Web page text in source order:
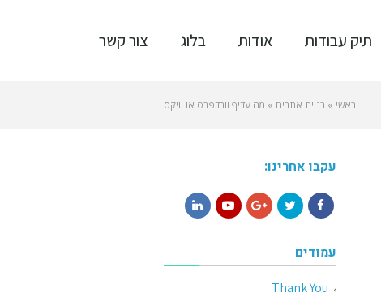
תיק עבודות אודות בלוג צור קשר
ראשי » בניית אתרים » מה עדיף וורדפרס או וויקס
עקבו אחרינו:
עמודים
Thank You